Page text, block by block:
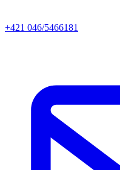
+421 046/5466181